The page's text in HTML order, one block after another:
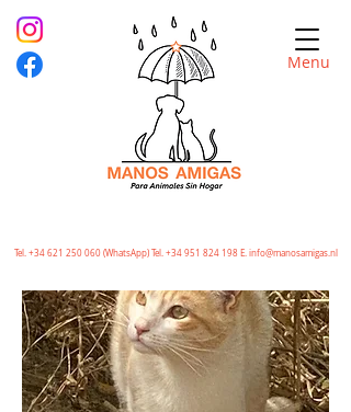
Tel. +34 621 250 060 (WhatsApp) Tel. +34 951 824 198 E. info@manosamigas.nl
Menu